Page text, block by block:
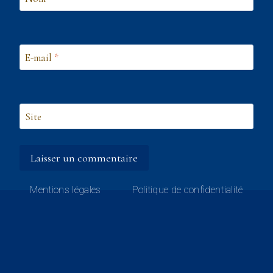
E-mail *
Site
Mentions légales Politique de confidentialité